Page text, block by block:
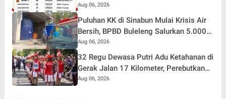
RI ke-81 di Buleleng
Aug 06, 2026
Puluhan KK di Sinabun Mulai Krisis Air
Bersih, BPBD Buleleng Salurkan 5.000
Liter Air dan Siaga Hadapi Dampak
Kemarau
Aug 06, 2026
32 Regu Dewasa Putri Adu Ketahanan di
Gerak Jalan 17 Kilometer, Perebutkan
Hadiah Rp82,5 Juta pada HUT RI ke-81
Aug 06, 2026